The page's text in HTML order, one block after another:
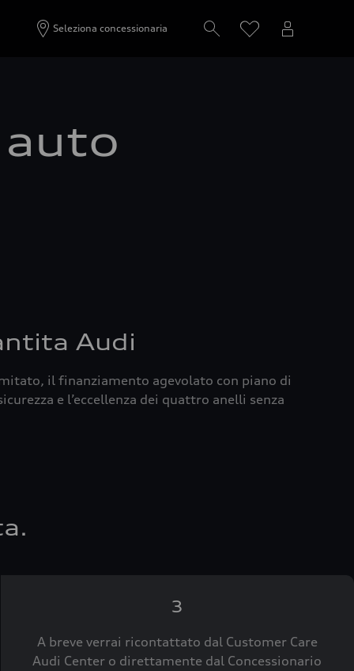
Seleziona concessionaria
Audi
il finanziamento agevolato con piano di
e l’eccellenza dei quattro anelli senza
3
A breve verrai ricontattato dal Customer Care
Audi Center o direttamente dal Concessionario